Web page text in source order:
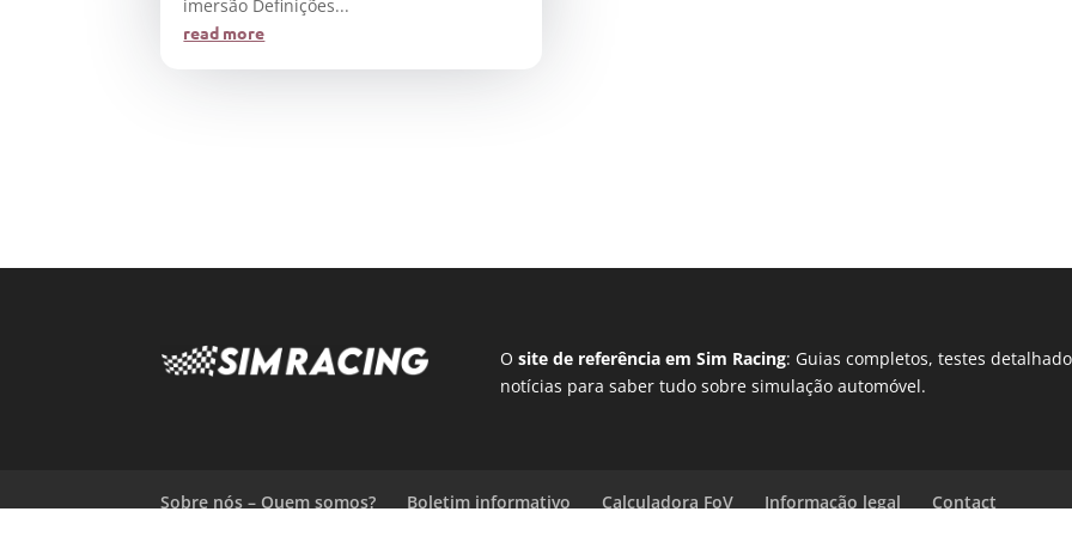
imersão Definições...
read more
O site de referência em Sim Racing: Guias completos, testes
notícias para saber tudo sobre simulação automóvel.
Sobre nós – Quem somos? Boletim informativo Calculadora FoV Informação legal Contact